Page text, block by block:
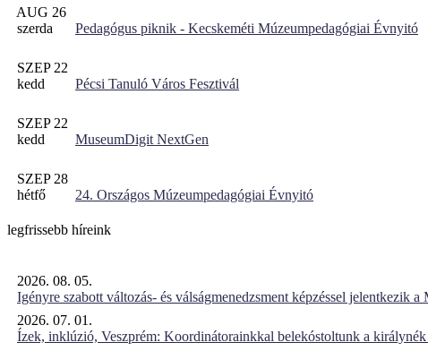
AUG 26
szerda
Pedagógus piknik - Kecskeméti Múzeumpedagógiai Évnyitó
SZEP 22
kedd
Pécsi Tanuló Város Fesztivál
SZEP 22
kedd
MuseumDigit NextGen
SZEP 28
hétfő
24. Országos Múzeumpedagógiai Évnyitó
legfrissebb híreink
2026. 08. 05.
Igényre szabott változás- és válságmenedzsment képzéssel jelentkezik
2026. 07. 01.
Ízek, inklúzió, Veszprém: Koordinátorainkkal belekóstoltunk a királynék